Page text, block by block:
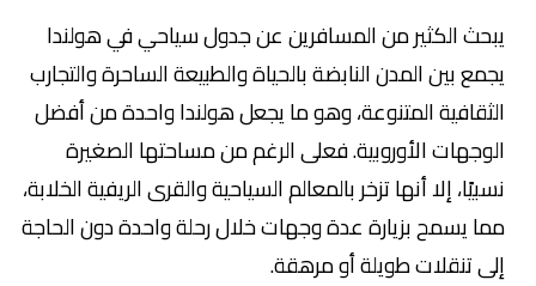
يبحث الكثير من المسافرين عن جدول سياحي في هولندا
يجمع بين المدن النابضة بالحياة والطبيعة الساحرة والتجارب
الثقافية المتنوعة، وهو ما يجعل هولندا واحدة من أفضل
الوجهات الأوروبية. فعلى الرغم من مساحتها الصغيرة
نسبيًا، إلا أنها تزخر بالمعالم السياحية والقرى الريفية الخلابة،
مما يسمح بزيارة عدة وجهات خلال رحلة واحدة دون الحاجة
إلى تنقلات طويلة أو مرهقة.